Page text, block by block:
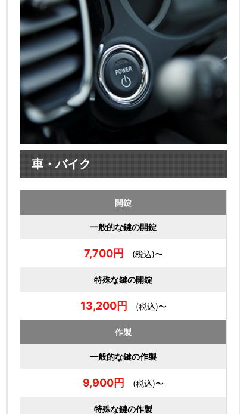
車・バイク
開錠
一般的な鍵の開錠
7,700円 (税込)〜
特殊な鍵の開錠
13,200円 (税込)〜
作製
一般的な鍵の作製
9,900円 (税込)〜
特殊な鍵の作製